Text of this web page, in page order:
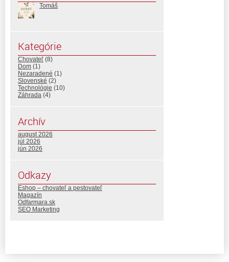
Tomáš
Kategórie
Chovateľ (8)
Dom (1)
Nezaradené (1)
Slovenské (2)
Technológie (10)
Záhrada (4)
Archív
august 2026
júl 2026
jún 2026
Odkazy
Eshop – chovateľ a pestovateľ
Magazín
Odfarmara.sk
SEO Marketing